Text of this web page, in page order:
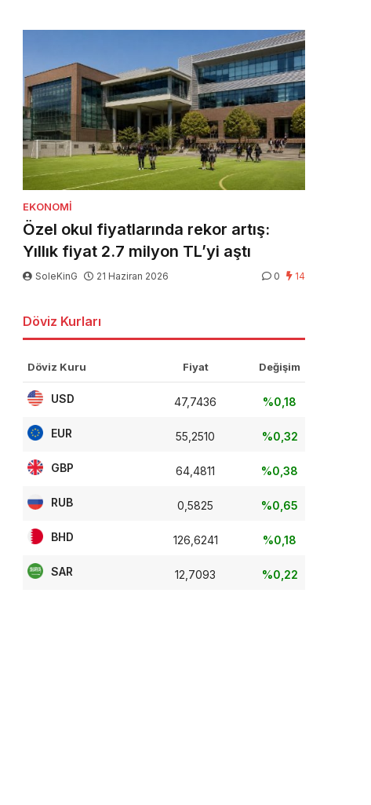
EKONOMI
Özel okul fiyatlarında rekor artış:
Yıllık fiyat 2.7 milyon TL’yi aştı
SoleKinG 21 Haziran 2026 0 14
Döviz Kurları
Döviz Kuru Fiyat Değişim
USD 47,7436 %0,18
EUR 55,2510 %0,32
GBP 64,4811 %0,38
RUB 0,5825 %0,65
BHD 126,6241 %0,18
SAR 12,7093 %0,22